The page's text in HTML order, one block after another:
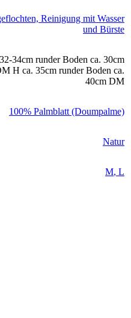
Reinigung mit Wasser
und Bürste
34cm runder Boden ca. 30cm
H ca. 35cm runder Boden ca.
40cm DM
100% Palmblatt (Doumpalme)
Natur
M, L